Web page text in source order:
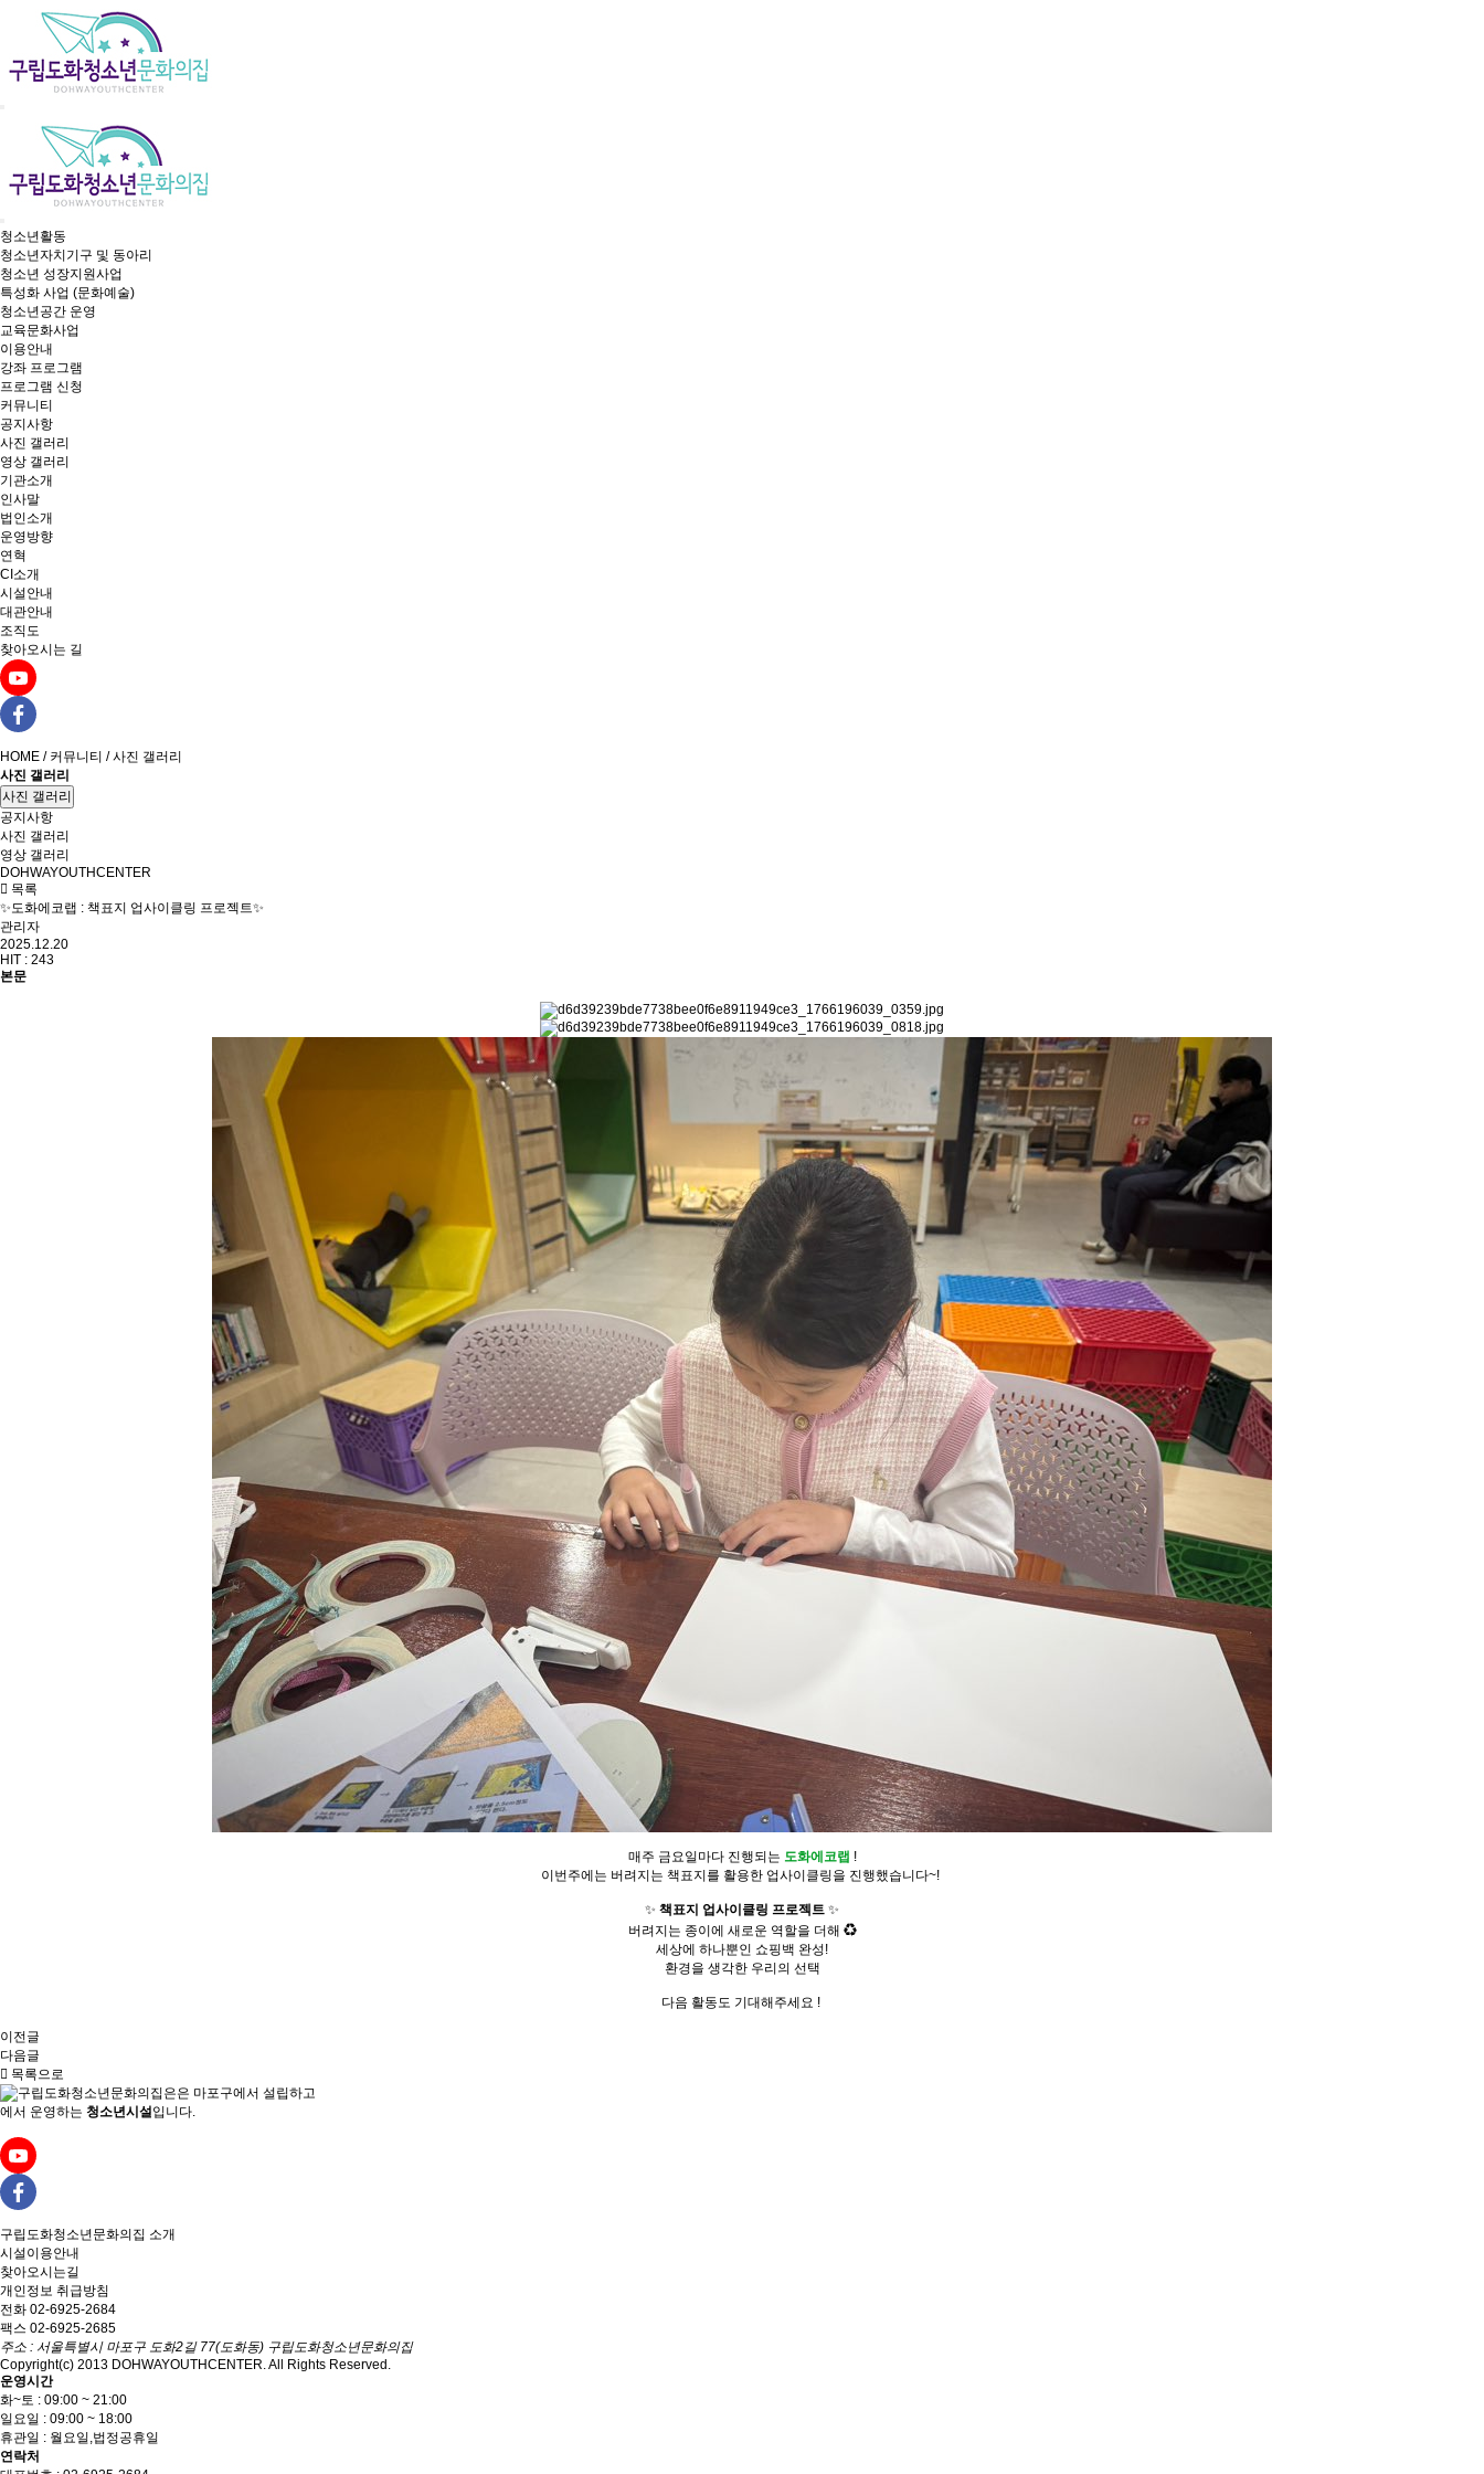
청소년활동
청소년자치기구 및 동아리
청소년 성장지원사업
특성화 사업 (문화예술)
청소년공간 운영
교육문화사업
이용안내
강좌 프로그램
프로그램 신청
커뮤니티
공지사항
사진 갤러리
영상 갤러리
기관소개
인사말
법인소개
운영방향
연혁
CI소개
시설안내
대관안내
조직도
찾아오시는 길
HOME / 커뮤니티 / 사진 갤러리
사진 갤러리
사진 갤러리
공지사항
사진 갤러리
영상 갤러리
DOHWAYOUTHCENTER
목록
✨도화에코랩 : 책표지 업사이클링 프로젝트✨
관리자
2025.12.20
HIT : 243
본문
매주 금요일마다 진행되는 도화에코랩 !
이번주에는 버려지는 책표지를 활용한 업사이클링을 진행했습니다~!
✨ 책표지 업사이클링 프로젝트 ✨
버려지는 종이에 새로운 역할을 더해 ♻️
세상에 하나뿐인 쇼핑백 완성!
환경을 생각한 우리의 선택
다음 활동도 기대해주세요 !
이전글
다음글
목록으로
은 마포구에서 설립하고
에서 운영하는 청소년시설입니다.
구립도화청소년문화의집 소개
시설이용안내
찾아오시는길
개인정보 취급방침
전화 02-6925-2684
팩스 02-6925-2685
주소 : 서울특별시 마포구 도화2길 77(도화동) 구립도화청소년문화의집
Copyright(c) 2013 DOHWAYOUTHCENTER. All Rights Reserved.
운영시간
화~토 : 09:00 ~ 21:00
일요일 : 09:00 ~ 18:00
휴관일 : 월요일,법정공휴일
연락처